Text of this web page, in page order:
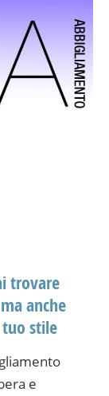
trovare
anche
stile
e